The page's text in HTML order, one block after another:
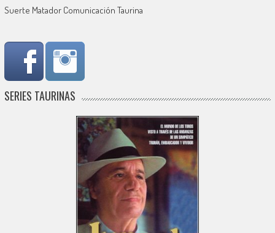
Suerte Matador Comunicación Taurina
SERIES TAURINAS